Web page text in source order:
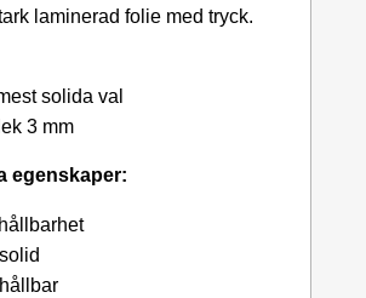
laminerad folie med tryck.
solida val
3 mm
egenskaper: